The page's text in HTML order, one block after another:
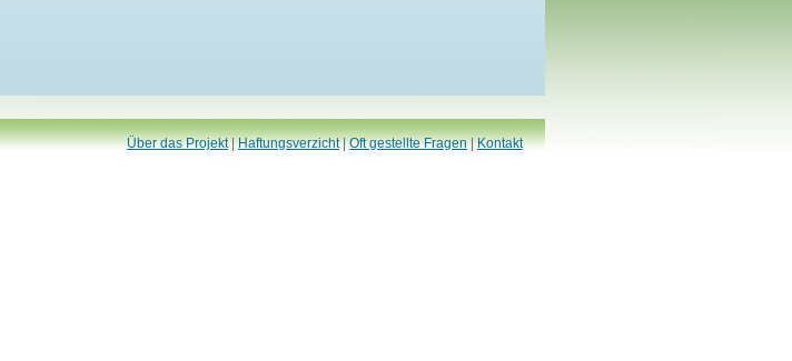
Über das Projekt|Haftungsverzicht|Oft gestellte Fragen|Kontakt